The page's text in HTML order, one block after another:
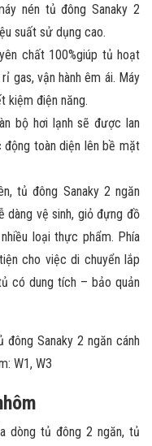
nén tủ đông Sanaky 2
suất sử dụng cao.
chất 100%giúp tủ hoạt
gas, vận hành êm ái. Máy
kiệm điện năng.
bộ hơi lạnh sẽ được lan
toàn diện lên bề mặt
tủ đông Sanaky 2 ngăn
dàng vệ sinh, giỏ đựng đồ
loại thực phẩm. Phía
cho việc di chuyển lắp
có dung tích – bảo quản
Sanaky 2 ngăn cánh
W1, W3
dòng tủ đông 2 ngăn, tủ